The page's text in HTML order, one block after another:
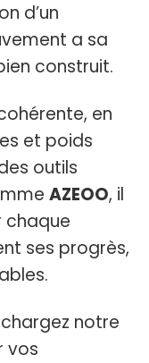
d’un
a sa
construit.
en
et poids
outils
AZEOO, il
chaque
ses progrès,
notre
vos